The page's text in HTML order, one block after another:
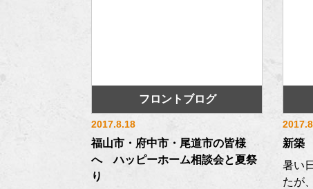
フロントブログ
2017.8.18
福山市・府中市・尾道市の皆様
へ ハッピーホーム相談会と夏祭
り
新築
暑い
たが